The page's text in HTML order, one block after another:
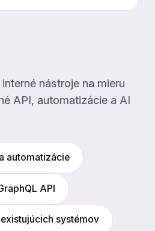
nástroje na mieru
API, automatizácie a AI
automatizácie
API
systémov